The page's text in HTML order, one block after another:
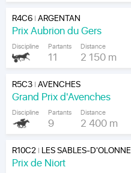
R4C6|ARGENTAN
Prix Aubrion du Gers
Discipline Partants
11
Distance
2 150 m
R5C3|AVENCHES
Grand Prix d'Avenches
Discipline Partants
9
Distance
2 400 m
R10C2| LES SABLES-D'OLONNE
Prix de Niort